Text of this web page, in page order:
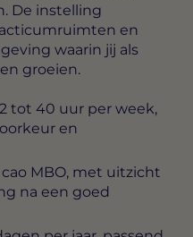
De instelling
en
waarin jij als
groeien.
tot 40 uur per week,
en
MBO, met uitzicht
na een goed